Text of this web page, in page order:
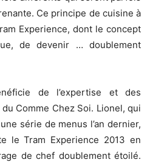
Ce principe de cuisine à
Experience, dont le concept
de devenir … doublement
de l’expertise et des
du Comme Chez Soi. Lionel, qui
série de menus l’an dernier,
le Tram Experience 2013 en
de chef doublement étoilé.